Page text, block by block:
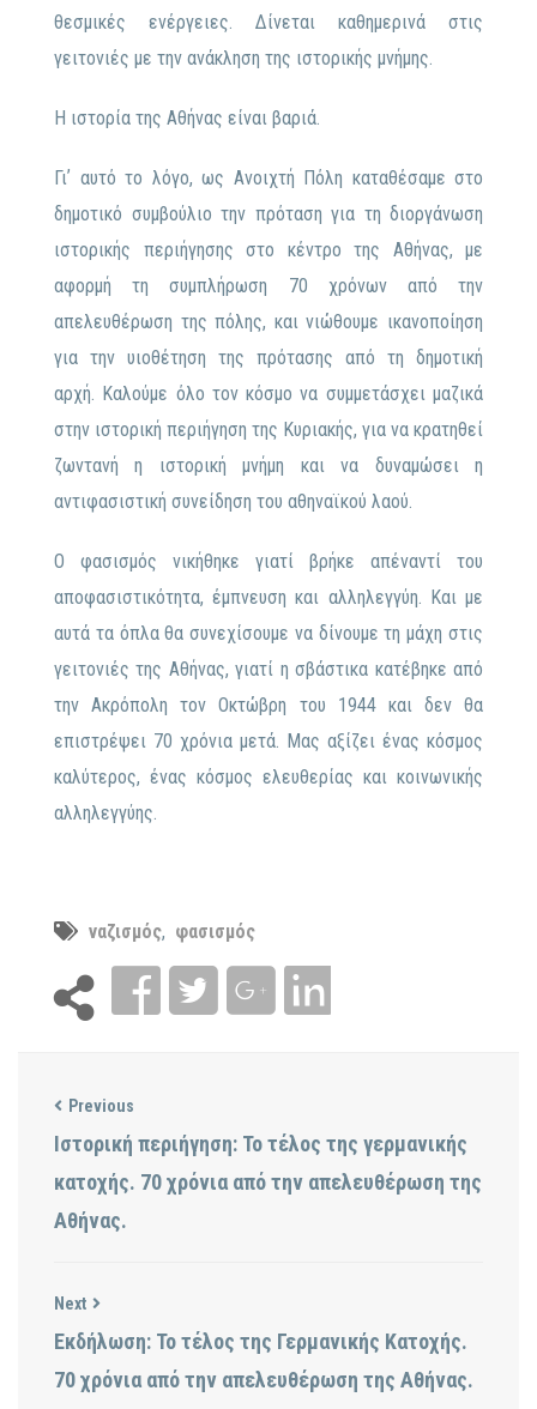
θεσμικές ενέργειες. Δίνεται καθημερινά στις
γειτονιές με την ανάκληση της ιστορικής μνήμης.
Η ιστορία της Αθήνας είναι βαριά.
Γιʼ αυτό το λόγο, ως Ανοιχτή Πόλη καταθέσαμε στο
δημοτικό συμβούλιο την πρόταση για τη διοργάνωση
ιστορικής περιήγησης στο κέντρο της Αθήνας, με
αφορμή τη συμπλήρωση 70 χρόνων από την
απελευθέρωση της πόλης, και νιώθουμε ικανοποίηση
για την υιοθέτηση της πρότασης από τη δημοτική
αρχή. Καλούμε όλο τον κόσμο να συμμετάσχει μαζικά
στην ιστορική περιήγηση της Κυριακής, για να κρατηθεί
ζωντανή η ιστορική μνήμη και να δυναμώσει η
αντιφασιστική συνείδηση του αθηναϊκού λαού.
Ο φασισμός νικήθηκε γιατί βρήκε απέναντί του
αποφασιστικότητα, έμπνευση και αλληλεγγύη. Και με
αυτά τα όπλα θα συνεχίσουμε να δίνουμε τη μάχη στις
γειτονιές της Αθήνας, γιατί η σβάστικα κατέβηκε από
την Ακρόπολη τον Οκτώβρη του 1944 και δεν θα
επιστρέψει 70 χρόνια μετά. Μας αξίζει ένας κόσμος
καλύτερος, ένας κόσμος ελευθερίας και κοινωνικής
αλληλεγγύης.
ναζισμός, φασισμός
Previous
Ιστορική περιήγηση: Το τέλος της γερμανικής
κατοχής. 70 χρόνια από την απελευθέρωση της
Αθήνας.
Next
Εκδήλωση: Το τέλος της Γερμανικής Κατοχής.
70 χρόνια από την απελευθέρωση της Αθήνας.